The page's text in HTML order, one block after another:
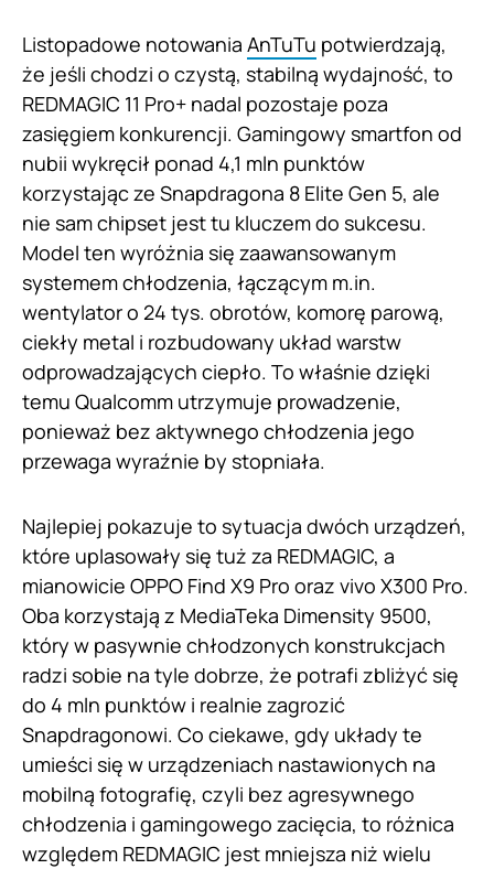
Listopadowe notowania AnTuTu potwierdzają,
że jeśli chodzi o czystą, stabilną wydajność, to
REDMAGIC 11 Pro+ nadal pozostaje poza
zasięgiem konkurencji. Gamingowy smartfon od
nubii wykręcił ponad 4,1 mln punktów
korzystając ze Snapdragona 8 Elite Gen 5, ale
nie sam chipset jest tu kluczem do sukcesu.
Model ten wyróżnia się zaawansowanym
systemem chłodzenia, łączącym m.in.
wentylator o 24 tys. obrotów, komorę parową,
ciekły metal i rozbudowany układ warstw
odprowadzających ciepło. To właśnie dzięki
temu Qualcomm utrzymuje prowadzenie,
ponieważ bez aktywnego chłodzenia jego
przewaga wyraźnie by stopniała.
Najlepiej pokazuje to sytuacja dwóch urządzeń,
które uplasowały się tuż za REDMAGIC, a
mianowicie OPPO Find X9 Pro oraz vivo X300 Pro.
Oba korzystają z MediaTeka Dimensity 9500,
który w pasywnie chłodzonych konstrukcjach
radzi sobie na tyle dobrze, że potrafi zbliżyć się
do 4 mln punktów i realnie zagrozić
Snapdragonowi. Co ciekawe, gdy układy te
umieści się w urządzeniach nastawionych na
mobilną fotografię, czyli bez agresywnego
chłodzenia i gamingowego zacięcia, to różnica
względem REDMAGIC jest mniejsza niż wielu